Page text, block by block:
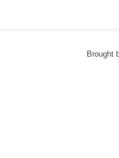
Brought